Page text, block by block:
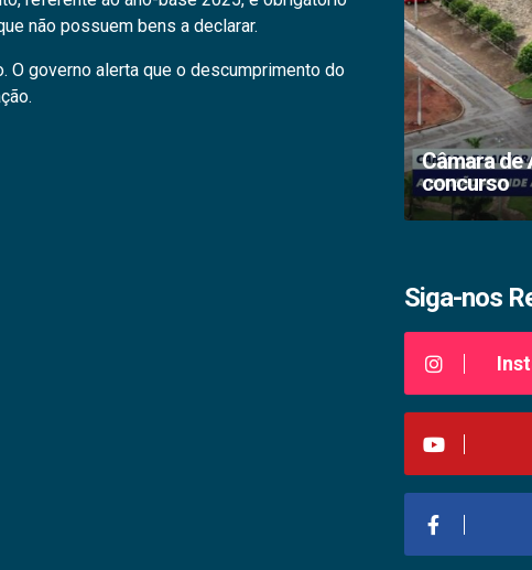
não possuem bens a declarar.
governo alerta que o descumprimento do
Câmara de
concurso
Siga-nos